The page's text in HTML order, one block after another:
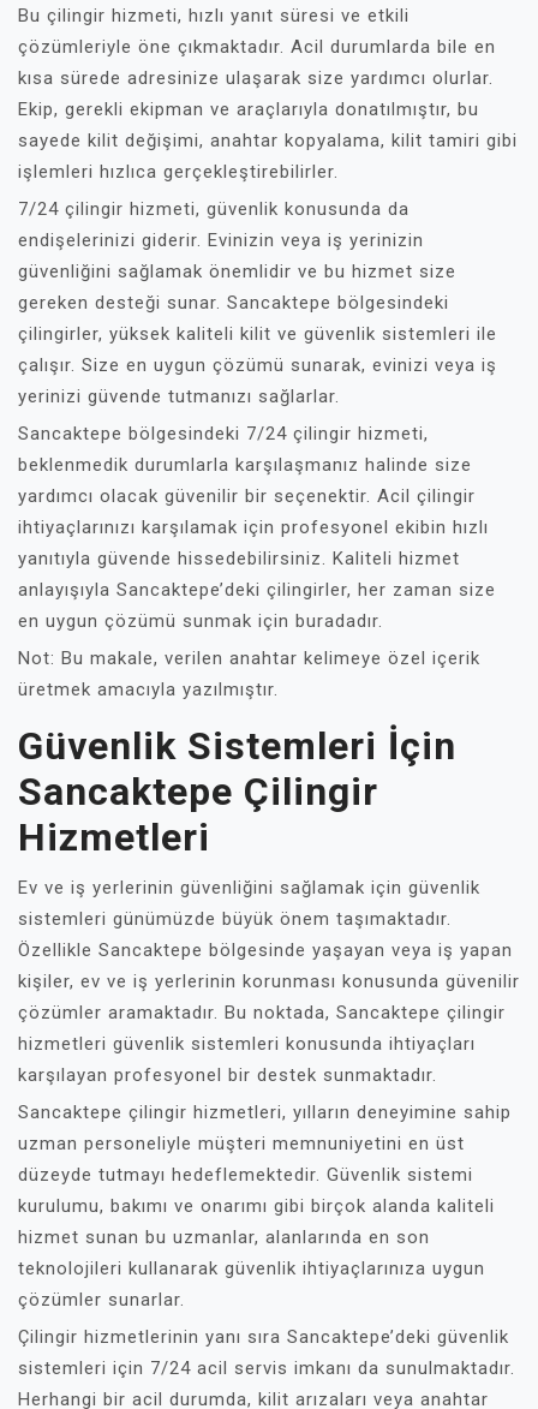
Bu çilingir hizmeti, hızlı yanıt süresi ve etkili
çözümleriyle öne çıkmaktadır. Acil durumlarda bile en
kısa sürede adresinize ulaşarak size yardımcı olurlar.
Ekip, gerekli ekipman ve araçlarıyla donatılmıştır, bu
sayede kilit değişimi, anahtar kopyalama, kilit tamiri gibi
işlemleri hızlıca gerçekleştirebilirler.
7/24 çilingir hizmeti, güvenlik konusunda da
endişelerinizi giderir. Evinizin veya iş yerinizin
güvenliğini sağlamak önemlidir ve bu hizmet size
gereken desteği sunar. Sancaktepe bölgesindeki
çilingirler, yüksek kaliteli kilit ve güvenlik sistemleri ile
çalışır. Size en uygun çözümü sunarak, evinizi veya iş
yerinizi güvende tutmanızı sağlarlar.
Sancaktepe bölgesindeki 7/24 çilingir hizmeti,
beklenmedik durumlarla karşılaşmanız halinde size
yardımcı olacak güvenilir bir seçenektir. Acil çilingir
ihtiyaçlarınızı karşılamak için profesyonel ekibin hızlı
yanıtıyla güvende hissedebilirsiniz. Kaliteli hizmet
anlayışıyla Sancaktepe’deki çilingirler, her zaman size
en uygun çözümü sunmak için buradadır.
Not: Bu makale, verilen anahtar kelimeye özel içerik
üretmek amacıyla yazılmıştır.
Güvenlik Sistemleri İçin
Sancaktepe Çilingir
Hizmetleri
Ev ve iş yerlerinin güvenliğini sağlamak için güvenlik
sistemleri günümüzde büyük önem taşımaktadır.
Özellikle Sancaktepe bölgesinde yaşayan veya iş yapan
kişiler, ev ve iş yerlerinin korunması konusunda güvenilir
çözümler aramaktadır. Bu noktada, Sancaktepe çilingir
hizmetleri güvenlik sistemleri konusunda ihtiyaçları
karşılayan profesyonel bir destek sunmaktadır.
Sancaktepe çilingir hizmetleri, yılların deneyimine sahip
uzman personeliyle müşteri memnuniyetini en üst
düzeyde tutmayı hedeflemektedir. Güvenlik sistemi
kurulumu, bakımı ve onarımı gibi birçok alanda kaliteli
hizmet sunan bu uzmanlar, alanlarında en son
teknolojileri kullanarak güvenlik ihtiyaçlarınıza uygun
çözümler sunarlar.
Çilingir hizmetlerinin yanı sıra Sancaktepe’deki güvenlik
sistemleri için 7/24 acil servis imkanı da sunulmaktadır.
Herhangi bir acil durumda, kilit arızaları veya anahtar